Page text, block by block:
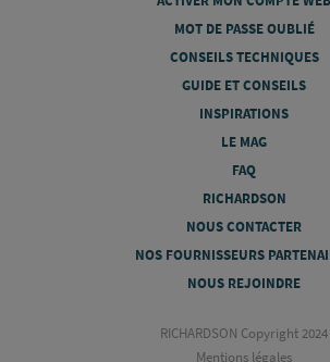
MOT DE PASSE OUBLIÉ
CONSEILS TECHNIQUES
GUIDE ET CONSEILS
INSPIRATIONS
LE MAG
FAQ
RICHARDSON
NOUS CONTACTER
NOS FOURNISSEURS
NOUS REJOINDRE
RICHARDSON Copyright 2024
Mentions légales